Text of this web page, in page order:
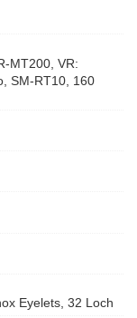
MT200, VR:
SM-RT10, 160
Eyelets, 32 Loch